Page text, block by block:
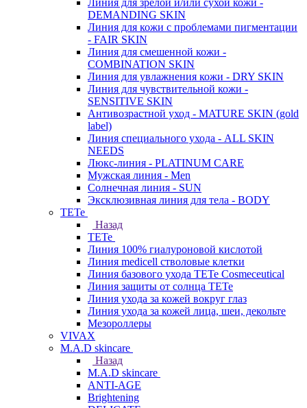
Линия для зрелой и/или сухой кожи -
DEMANDING SKIN
Линия для кожи с проблемами пигментации
- FAIR SKIN
Линия для смешенной кожи -
COMBINATION SKIN
Линия для увлажнения кожи - DRY SKIN
Линия для чувствительной кожи -
SENSITIVE SKIN
Антивозрастной уход - MATURE SKIN (gold
label)
Линия специального ухода - ALL SKIN
NEEDS
Люкс-линия - PLATINUM CARE
Мужская линия - Men
Солнечная линия - SUN
Эксклюзивная линия для тела - BODY
TETe
Назад
TETe
Линия 100% гиалуроновой кислотой
Линия medicell стволовые клетки
Линия базового ухода TETe Cosmeceutical
Линия защиты от солнца TETe
Линия ухода за кожей вокруг глаз
Линия ухода за кожей лица, шеи, декольте
Мезороллеры
VIVAX
M.A.D skincare
Назад
M.A.D skincare
ANTI-AGE
Brightening